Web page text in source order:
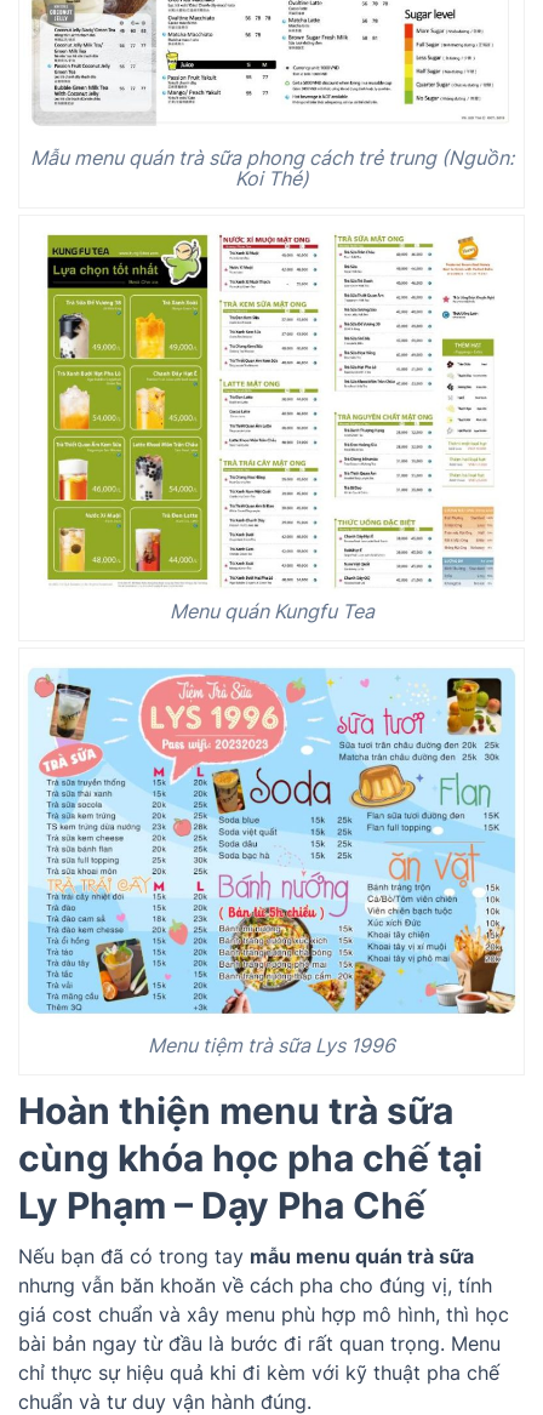
Mẫu menu quán trà sữa phong cách trẻ trung (Nguồn:
Koi Thé)
Menu quán Kungfu Tea
Menu tiệm trà sữa Lys 1996
Hoàn thiện menu trà sữa
cùng khóa học pha chế tại
Ly Phạm – Dạy Pha Chế
Nếu bạn đã có trong tay mẫu menu quán trà sữa
nhưng vẫn băn khoăn về cách pha cho đúng vị, tính
giá cost chuẩn và xây menu phù hợp mô hình, thì học
bài bản ngay từ đầu là bước đi rất quan trọng. Menu
chỉ thực sự hiệu quả khi đi kèm với kỹ thuật pha chế
chuẩn và tư duy vận hành đúng.